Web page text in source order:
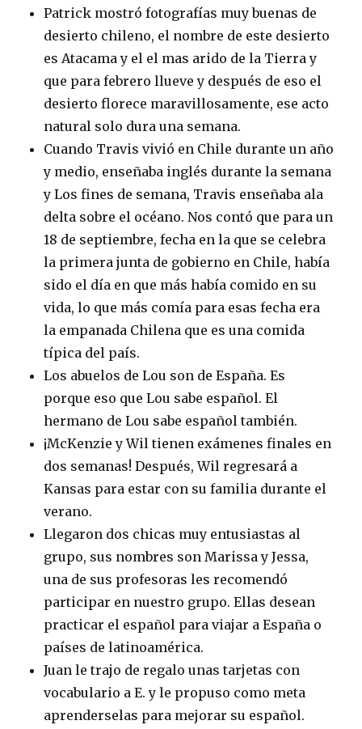
Patrick mostró fotografías muy buenas de
desierto chileno, el nombre de este desierto
es Atacama y el el mas arido de la Tierra y
que para febrero llueve y después de eso el
desierto florece maravillosamente, ese acto
natural solo dura una semana.
Cuando Travis vivió en Chile durante un año
y medio, enseñaba inglés durante la semana
y Los fines de semana, Travis enseñaba ala
delta sobre el océano. Nos contó que para un
18 de septiembre, fecha en la que se celebra
la primera junta de gobierno en Chile, había
sido el día en que más había comido en su
vida, lo que más comía para esas fecha era
la empanada Chilena que es una comida
típica del país.
Los abuelos de Lou son de España. Es
porque eso que Lou sabe español. El
hermano de Lou sabe español también.
¡McKenzie y Wil tienen exámenes finales en
dos semanas! Después, Wil regresará a
Kansas para estar con su familia durante el
verano.
Llegaron dos chicas muy entusiastas al
grupo, sus nombres son Marissa y Jessa,
una de sus profesoras les recomendó
participar en nuestro grupo. Ellas desean
practicar el español para viajar a España o
países de latinoamérica.
Juan le trajo de regalo unas tarjetas con
vocabulario a E. y le propuso como meta
aprenderselas para mejorar su español.